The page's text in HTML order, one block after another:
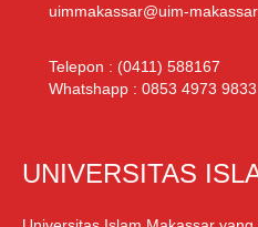
Telepon : (0411) 588167
Whatshapp : 0853 4973 9833
UNIVERSITAS